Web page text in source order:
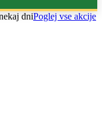
dniPoglej vse akcije